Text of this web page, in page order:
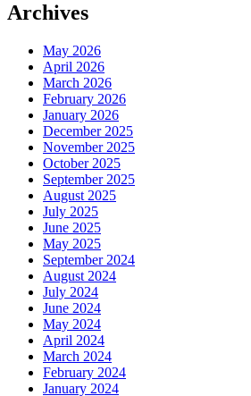
Archives
May 2026
April 2026
March 2026
February 2026
January 2026
December 2025
November 2025
October 2025
September 2025
August 2025
July 2025
June 2025
May 2025
September 2024
August 2024
July 2024
June 2024
May 2024
April 2024
March 2024
February 2024
January 2024